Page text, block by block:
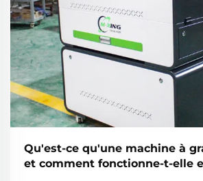
Qu'est-ce qu'une machine à
et comment fonctionne-t-elle